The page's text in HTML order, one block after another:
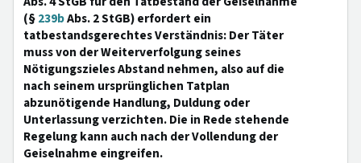
(§239bAbs. 2 StGB) erfordert ein
tatbestandsgerechtes Verständnis: Der Täter
muss von der Weiterverfolgung seines
Nötigungszieles Abstand nehmen, also auf die
nach seinem ursprünglichen Tatplan
abzunötigende Handlung, Duldung oder
Unterlassung verzichten. Die in Rede stehende
Regelung kann auch nach der Vollendung der
Geiselnahme eingreifen.